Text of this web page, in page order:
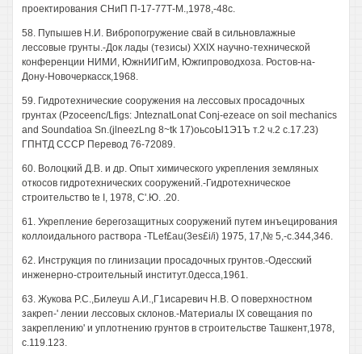
проектирования СНиП П-17-77Т-М.,1978,-48с.
58. Пупышев Н.И. Вибропогружение свай в сильновлажные
лессовые грунты.-Док лады (тезисы) XXIX научно-технической
конференции НИМИ, ЮжнИИГиМ, Южгипроводхоза. Ростов-на-
Дону-Новочеркасск,1968.
59. Гидротехнические сооружения на лессовых просадочных
грунтах (Pzoceenc/Lfigs: JnteznatLonat Conj-ezeace on soil mechanics
and Soundatioa Sn.(jlneezLng 8~tk 17)оьсоЫ1Э1Ъ т.2 ч.2 с.17.23)
ГПНТД СССР Перевод 76-72089.
60. Волоцкий Д.В. и др. Опыт химического укрепления земляных
откосов гидротехнических сооружений.-Гидротехническое
строительство te I, 1978, С'.Ю. .20.
61. Укрепление берегозащитных сооружений путем инъецирования
коллоидального раствора -TLef£au(3es£i/i) 1975, 17,№ 5,-с.344,346.
62. Инструкция по глинизации просадочных грунтов.-Одесский
инженерно-строительный институт.0десса,1961.
63. Жукова Р.С.,Билеуш А.И.,Г1исаревич Н.В. О поверхностном
закреп-' лении лессовых склонов.-Материалы IX совещания по
закреплению' и уплотнению грунтов в строительстве Ташкент,1978,
с.119.123.